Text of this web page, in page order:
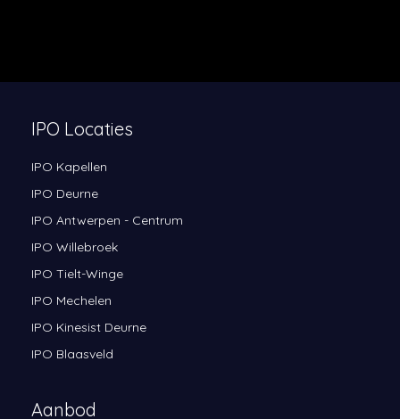
IPO Locaties
IPO Kapellen
IPO Deurne
IPO Antwerpen - Centrum
IPO Willebroek
IPO Tielt-Winge
IPO Mechelen
IPO Kinesist Deurne
IPO Blaasveld
Aanbod